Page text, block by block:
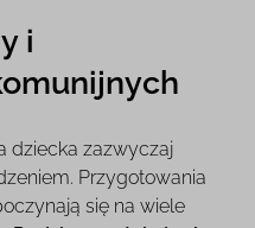
i
dziecka zazwyczaj
Przygotowania
się na wiele